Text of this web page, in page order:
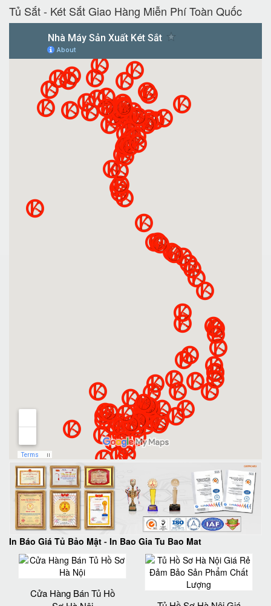
Tủ Sắt - Két Sắt Giao Hàng Miễn Phí Toàn Quốc
In Báo Giá Tủ Bảo Mật - In Bao Gia Tu Bao Mat
Cửa Hàng Bán Tủ Hồ